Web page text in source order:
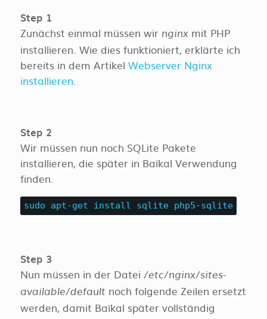
Step 1
Zunächst einmal müssen wir nginx mit PHP
installieren. Wie dies funktioniert, erklärte ich
bereits in dem Artikel Webserver Nginx
installieren.
Step 2
Wir müssen nun noch SQLite Pakete
installieren, die später in Baïkal Verwendung
finden.
sudo apt-get install sqlite php5-sqlite
Step 3
Nun müssen in der Datei /etc/nginx/sites-
available/default noch folgende Zeilen ersetzt
werden, damit Baïkal später vollständig